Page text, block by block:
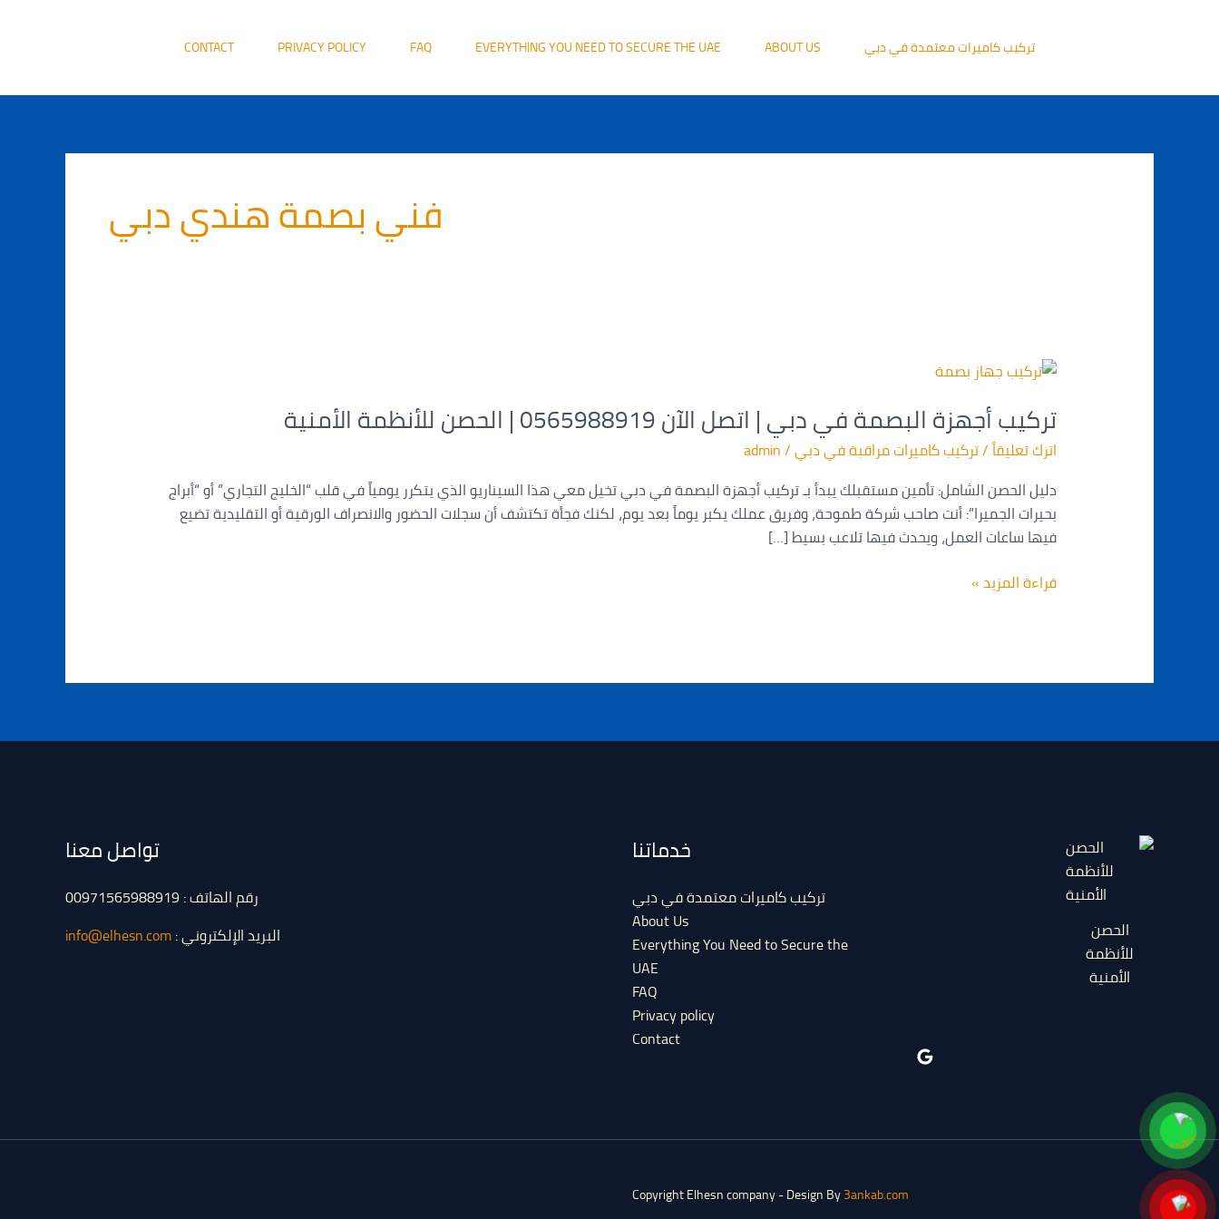
تركيب كاميرات معتمدة في دبي ABOUT US
EVERYTHING YOU NEED TO SECURE THE UAE
FAQ
PRIVACY POLICY
CONTACT
فني بصمة هندي دبي
تركيب أجهزة البصمة في دبي | اتصل الآن 0565988919 | الحصن للأنظمة الأمنية
اترك تعليقاً/تركيب كاميرات مراقبة في دبي/
admin
دليل الحصن الشامل: تأمين مستقبلك يبدأ بـ تركيب أجهزة البصمة في دبي تخيل معي هذا السيناريو الذي يتكرر يومياً في قلب “الخليج التجاري” أو “أبراج
بحيرات الجميرا”: أنت صاحب شركة طموحة، وفريق عملك يكبر يوماً بعد يوم، لكنك فجأة تكتشف أن سجلات الحضور والانصراف الورقية أو التقليدية تضيع
فيها ساعات العمل، ويحدث فيها تلاعب بسيط […]
تركيب
البصمة
في
دبي
|
اتصل
الآن
|قراءة المزيد »
الحصن
للأنظمة
الأمنية
خدماتنا
تركيب كاميرات معتمدة في دبي
About Us
Everything You Need to Secure the
UAE
FAQ
Privacy policy
Contact
تواصل معنا
رقم الهاتف : 00971565988919
البريد الإلكتروني :info@elhesn.com
Copyright Elhesn company - Design By3ankab.com